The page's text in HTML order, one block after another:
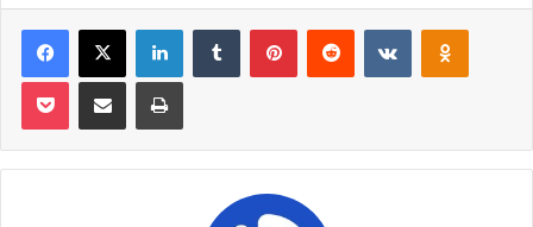
Facebook
X LinkedInTumblr PinterestReddit VKontakte
Pocket Share via Email Print